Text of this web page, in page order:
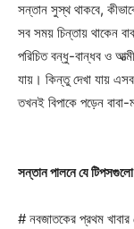
সন্তান সুস্থ থাকবে,
সব সময় চিন্তায় থাকেন
পরিচিত বন্ধু-বান্ধব ও
যায়। কিন্তু দেখা যায় এসব
তখনই বিপাকে পড়েন বাবা-
সন্তান পালনে যে
# নবজাতকের প্রথম